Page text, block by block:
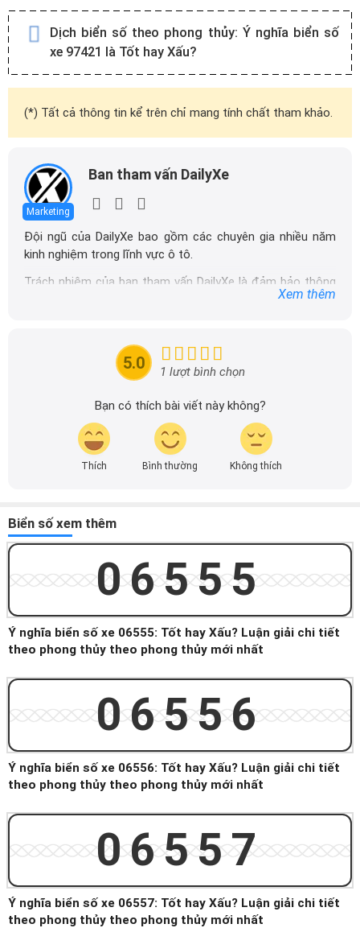
Dịch biển số theo phong thủy: Ý nghĩa biển số
xe 97421 là Tốt hay Xấu?
(*) Tất cả thông tin kể trên chỉ mang tính chất tham khảo.
Marketing
Ban tham vấn DailyXe
Đội ngũ của DailyXe bao gồm các chuyên gia nhiều năm
kinh nghiệm trong lĩnh vực ô tô.
Trách nhiệm của ban tham vấn DailyXe là đảm bảo thông
tin chính xác được đăng tải trên dailyxe.com.vn, thường
tin nhanh chóng và dễ dàng hơn.
Xem thêm
5.0 1 lượt bình chọn
Bạn có thích bài viết này không?
Thích Bình thường Không thích
Biển số xem thêm
06555
Ý nghĩa biển số xe 06555: Tốt hay Xấu? Luận giải chi tiết
theo phong thủy theo phong thủy mới nhất
06556
Ý nghĩa biển số xe 06556: Tốt hay Xấu? Luận giải chi tiết
theo phong thủy theo phong thủy mới nhất
06557
Ý nghĩa biển số xe 06557: Tốt hay Xấu? Luận giải chi tiết
theo phong thủy theo phong thủy mới nhất